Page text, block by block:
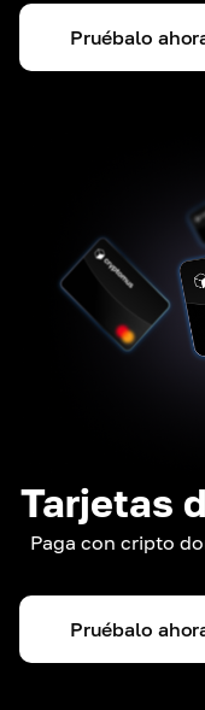
Pruébalo
Tarjetas
Paga con cripto
Pruébalo